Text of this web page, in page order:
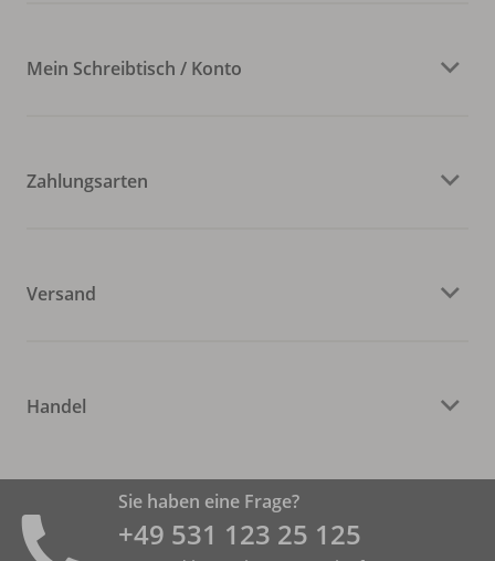
Mein Schreibtisch / Konto
Zahlungsarten
Versand
Handel
Sie haben eine Frage?
+49 531 ­123 25 125